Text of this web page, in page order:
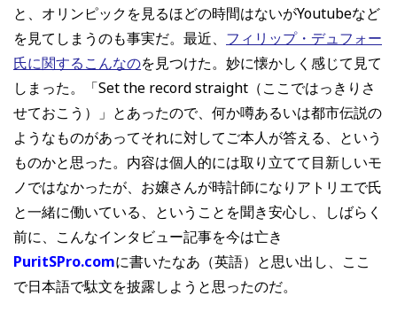
と、オリンピックを見るほどの時間はないがYoutubeなど
を見てしまうのも事実だ。最近、 フィリップ・デュフォー
氏に関するこんなのを見つけた。妙に懐かしく感じて見て
しまった。「Set the record straight（ここではっきりさ
せておこう）」とあったので、何か噂あるいは都市伝説の
ようなものがあってそれに対してご本人が答える、という
ものかと思った。内容は個人的には取り立てて目新しいモ
ノではなかったが、お嬢さんが時計師になりアトリエで氏
と一緒に働いている、ということを聞き安心し、しばらく
前に、こんなインタビュー記事を今は亡き
PuritSPro.comに書いたなあ（英語）と思い出し、ここ
で日本語で駄文を披露しようと思ったのだ。